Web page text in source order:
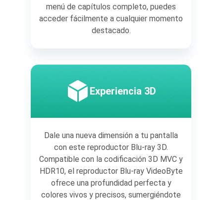
menú de capítulos completo, puedes
acceder fácilmente a cualquier momento
destacado.
Experiencia 3D
Dale una nueva dimensión a tu pantalla
con este reproductor Blu-ray 3D.
Compatible con la codificación 3D MVC y
HDR10, el reproductor Blu-ray VideoByte
ofrece una profundidad perfecta y
colores vivos y precisos, sumergiéndote